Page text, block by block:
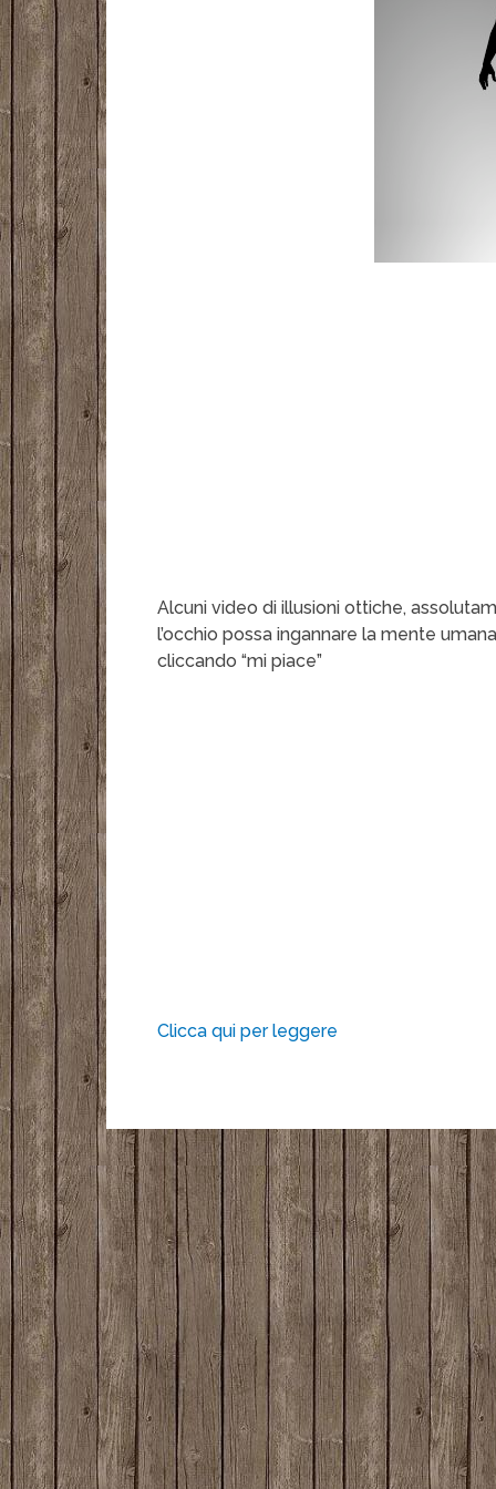
Alcuni video di illusioni ottiche,
l’occhio possa ingannare la mente
cliccando “mi piace”
Clicca qui per leggere